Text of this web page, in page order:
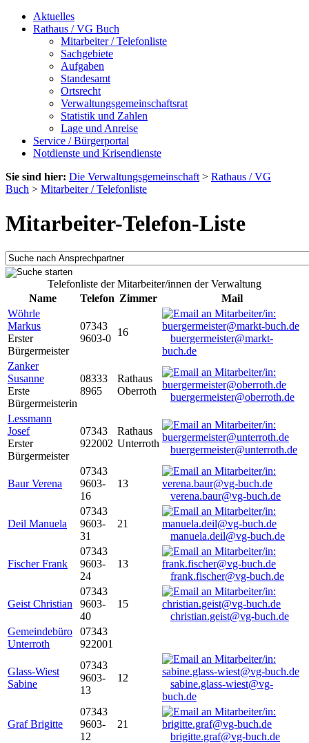
Aktuelles
Rathaus / VG Buch
Mitarbeiter / Telefonliste
Sachgebiete
Aufgaben
Standesamt
Ortsrecht
Verwaltungsgemeinschaftsrat
Statistik und Zahlen
Lage und Anreise
Service / Bürgerportal
Notdienste und Krisendienste
Sie sind hier: Die Verwaltungsgemeinschaft > Rathaus / VG
Buch > Mitarbeiter / Telefonliste
Mitarbeiter-Telefon-Liste
Telefonliste der Mitarbeiter/innen der Verwaltung
Name
Telefon Zimmer
Mail
Wöhrle
Markus
Erster
Bürgermeister
07343
9603-0
16
buergermeister@markt-
buch.de
Zanker
Susanne
Erste
Bürgermeisterin
08333
8965
Rathaus
Oberroth
buergermeister@oberroth.de
Lessmann
Josef
Erster
Bürgermeister
07343
922002
Rathaus
Unterroth
buergermeister@unterroth.de
Baur Verena
07343
9603-
16
13
verena.baur@vg-buch.de
Deil Manuela
07343
9603-
31
21
manuela.deil@vg-buch.de
Fischer Frank
07343
9603-
24
13
frank.fischer@vg-buch.de
Geist Christian
07343
9603-
40
15
christian.geist@vg-buch.de
Gemeindebüro
Unterroth
07343
922001
Glass-Wiest
Sabine
07343
9603-
13
12
sabine.glass-wiest@vg-
buch.de
Graf Brigitte
07343
9603-
12
21
brigitte.graf@vg-buch.de